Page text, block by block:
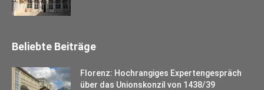
Beliebte Beiträge
Florenz: Hochrangiges Expertengespräch
über das Unionskonzil von 1438/39